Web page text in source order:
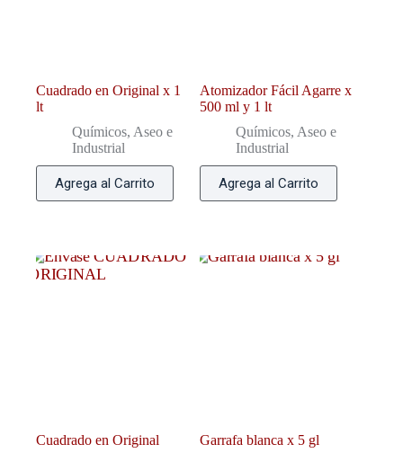
Cuadrado en Original x 1
lt
Químicos, Aseo e
Industrial
Agrega al Carrito
Atomizador Fácil Agarre x
500 ml y 1 lt
Químicos, Aseo e
Industrial
Agrega al Carrito
Cuadrado en Original
Garrafa blanca x 5 gl